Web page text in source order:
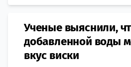
Ученые выяснили,
добавленной воды
вкус виски